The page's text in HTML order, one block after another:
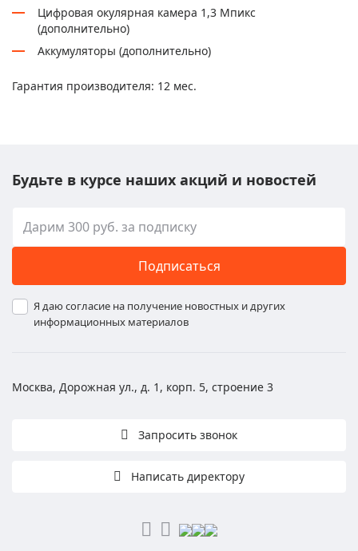
Цифровая окулярная камера 1,3 Мпикс
(дополнительно)
Аккумуляторы (дополнительно)
Гарантия производителя: 12 мес.
Будьте в курсе наших акций и новостей
Подписаться
Я даю согласие на получение новостных и других
информационных материалов
Москва, Дорожная ул., д. 1, корп. 5, строение 3
Запросить звонок
Написать директору